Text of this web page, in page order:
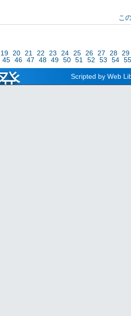
こ
19 20 21 22 23 24 25 26 27 28 29
45 46 47 48 49 50 51 52 53 54 55
Scripted by Web